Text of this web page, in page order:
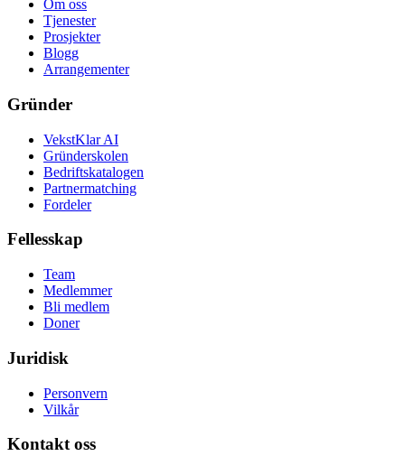
Om oss
Tjenester
Prosjekter
Blogg
Arrangementer
Gründer
VekstKlar AI
Gründerskolen
Bedriftskatalogen
Partnermatching
Fordeler
Fellesskap
Team
Medlemmer
Bli medlem
Doner
Juridisk
Personvern
Vilkår
Kontakt oss